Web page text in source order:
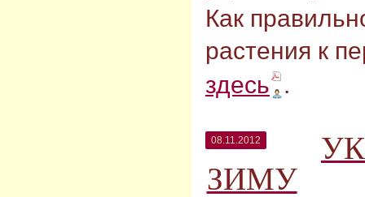
Как
растения к
здесь
.
08.11.2012
ЗИМУ